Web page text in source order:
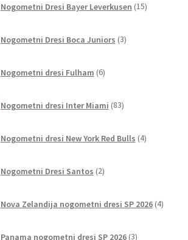
Nogometni Dresi Bayer Leverkusen 15izdelkov
Nogometni Dresi Boca Juniors 3izdelki
Nogometni dresi Fulham 6izdelkov
Nogometni dresi Inter Miami 83izdelkov
Nogometni dresi New York Red Bulls 4izdelki
Nogometni Dresi Santos 2izdelka
Nova Zelandija nogometni dresi SP 2026 4izdelki
Panama nogometni dresi SP 2026 3